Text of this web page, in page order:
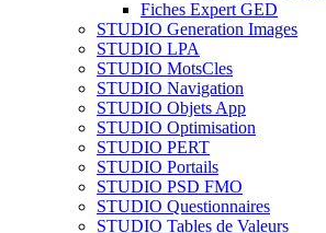
Fiches Expert GED
STUDIO Generation Images
STUDIO LPA
STUDIO MotsCles
STUDIO Navigation
STUDIO Objets App
STUDIO Optimisation
STUDIO PERT
STUDIO Portails
STUDIO PSD FMO
STUDIO Questionnaires
STUDIO Tables de Valeurs